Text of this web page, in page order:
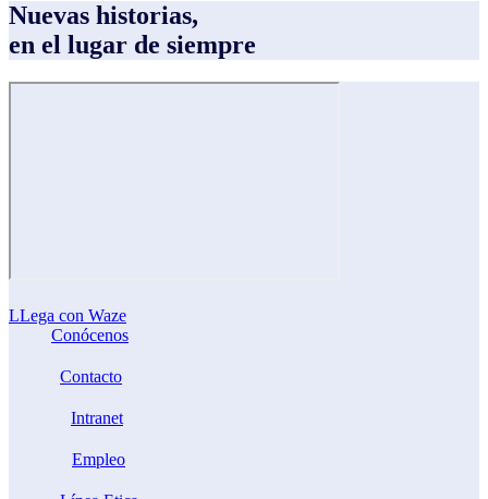
Nuevas historias,
en el lugar de siempre
LLega con Waze
Conócenos
Contacto
Intranet
Empleo